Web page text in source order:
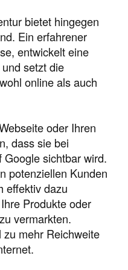
bietet hingegen
Ein erfahrener
entwickelt eine
setzt die
online als auch
oder Ihren
dass sie bei
sichtbar wird.
potenziellen Kunden
effektiv dazu
Produkte oder
vermarkten.
mehr Reichweite